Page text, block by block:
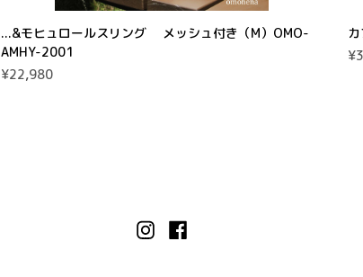
...&モヒュロールスリング メッシュ付き（M）OMO-
AMHY-2001
¥22,980